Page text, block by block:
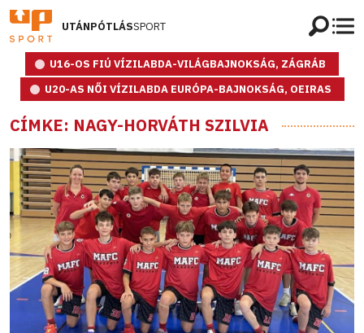
UTÁNPÓTLÁSSPORT
U16-OS FIÚ VÍZILABDA-VILÁGBAJNOKSÁG, ZÁGRÁB
U20-AS NŐI VÍZILABDA EURÓPA-BAJNOKSÁG, OEIRAS
CÍMKE: NAGY-HORVÁTH SZILVIA